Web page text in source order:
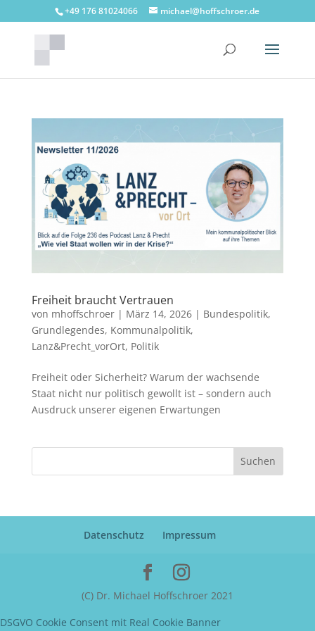
+49 176 81024066 michael@hoffschroer.de
Freiheit braucht Vertrauen
von mhoffschroer| März 14, 2026| Bundespolitik,
Grundlegendes, Kommunalpolitik,
Lanz&Precht_vorOrt, Politik
Freiheit oder Sicherheit? Warum der wachsende
Staat nicht nur politisch gewollt ist – sondern auch
Ausdruck unserer eigenen Erwartungen
Suchen
Datenschutz Impressum
(C) Dr. Michael Hoffschroer 2021
DSGVO Cookie Consent mit Real Cookie Banner